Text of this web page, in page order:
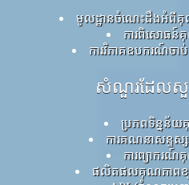
មូលដ្ឋានចំណេះដឹងអំពី
ការពិសោធន៍
ការវិភាគឧបករណ៍ច
សំណួរដែលសួ
ប្រភពទិន្នន័
ការគណនាសន្ទ
ការព្យាករ
ផលិតផលគុណភាពខ្